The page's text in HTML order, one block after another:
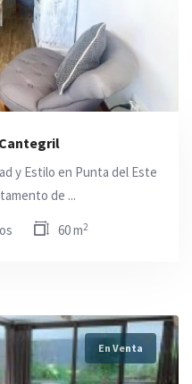
y Estilo en Punta del Este
de ...
60 m2
En Venta